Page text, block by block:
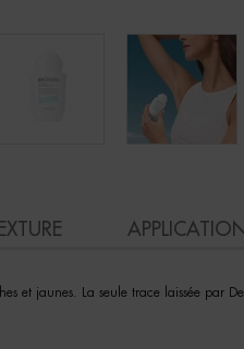
APPLICATION
et jaunes. La seule trace laissée par